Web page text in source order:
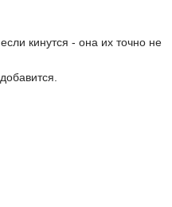
кинутся - она их точно не